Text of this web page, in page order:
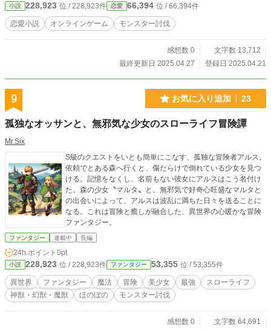
小説 228,923 位 / 228,923件 恋愛 66,394 位 / 66,394件
恋愛小説 オンラインゲーム モンスター討伐
感想数 0
文字数 13,712
最終更新日 2025.04.27
登録日 2025.04.21
9 お気に入り追加 23
孤独なオッサンと、無邪気な少女のスローライフ冒険譚
Mr.Six
S級のクエストをいとも簡単にこなす、孤独な冒険者アルス。
依頼でとある森へ行くと、傷だらけで倒れている少女を見つ
ける。記憶をなくし、名前もない彼女にアルスはこう名付け
た。森の少女〝マルタ〟と。無邪気で好奇心旺盛なマルタと
の出会いによって、アルスは波乱に満ちた日々を送ることに
なる。これは冒険と癒しが融合した、異世界の心暖かな冒険
ファンタジー。
ファンタジー 連載中 長編
24h.ポイント 0pt
小説 228,923 位 / 228,923件 ファンタジー 53,355 位 / 53,355件
異世界 ファンタジー 魔法 冒険 美少女 最強
スローライフ
神獣・幻獣・魔獣
ほのぼの モンスター討伐
感想数 0
文字数 64,691